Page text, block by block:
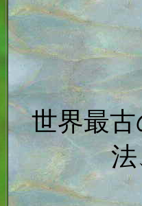
世界最